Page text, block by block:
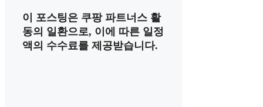
이 포스팅은 쿠팡 파트너스 활
동의 일환으로, 이에 따른 일정
액의 수수료를 제공받습니다.